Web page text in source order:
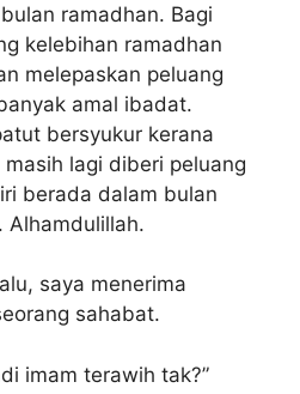
ramadhan. Bagi
kelebihan ramadhan
melepaskan peluang
amal ibadat.
bersyukur kerana
lagi diberi peluang
berada dalam bulan
Alhamdulillah.
saya menerima
sahabat.
imam terawih tak?”